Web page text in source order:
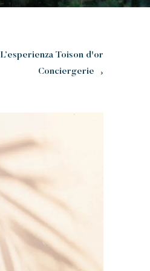
L’esperienza Toison d'or
Conciergerie